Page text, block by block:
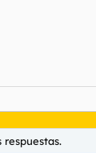
respuestas.